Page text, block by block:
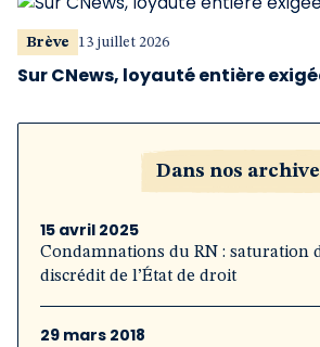
Brève 13 juillet 2026
Sur CNews, loyauté entière
Dans nos
15 avril 2025
Condamnations du RN : saturation
discrédit de l’État de droit
29 mars 2018